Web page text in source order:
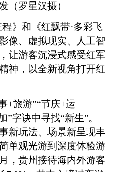
（罗星汉摄）
》和《红飘带·多彩飞
像、虚拟现实、人工智
让游客沉浸式感受红军
神，以全新视角打开红
旅游”“节庆+运
字诀中寻找“新生”。
新玩法、场景新呈现丰
单观光游到深度体验游
，贵州接待海内外游客